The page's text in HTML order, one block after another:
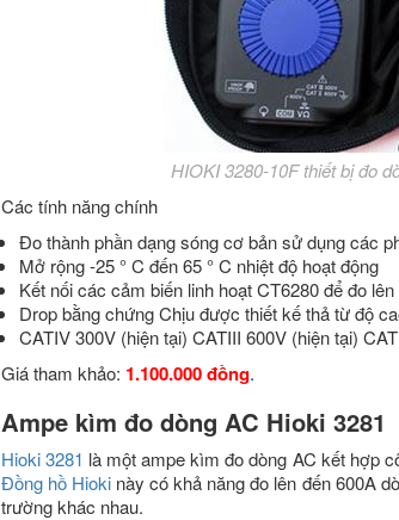
HIOKI 3280-10F thiết bị đo
Các tính năng chính
Đo thành phần dạng sóng cơ bản sử dụng các
Mở rộng -25 ° C đến 65 ° C nhiệt độ hoạt động
Kết nối các cảm biến linh hoạt CT6280 để đo
Drop bằng chứng Chịu được thiết kế thả từ độ
CATIV 300V (hiện tại) CATIII 600V (hiện tại)
Giá tham khảo: 1.100.000 đồng.
Ampe kìm đo dòng AC Hioki 3281
Hioki 3281 là một ampe kìm đo dòng AC kết hợp
Đồng hồ Hioki này có khả năngđo lên đến 600A
trường khác nhau.